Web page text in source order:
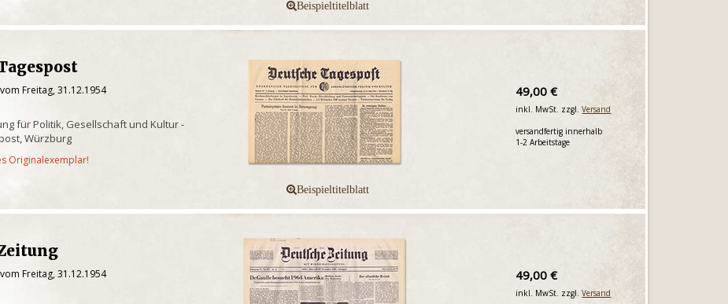
Freitag, 31.12.1954
für Politik, Gesellschaft und Kultur -
Würzburg
Originalexemplar!
49,00 €
inkl. MwSt. zzgl.Versand
versandfertig innerhalb
1-2 Arbeitstage
Freitag, 31.12.1954 49,00 €
inkl. MwSt. zzgl.Versand